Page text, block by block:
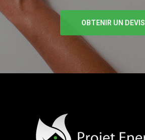
OBTENIR UN DEVIS